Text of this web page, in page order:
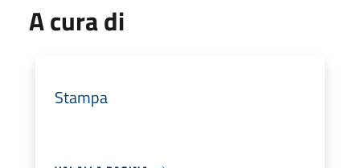
A cura di
Stampa